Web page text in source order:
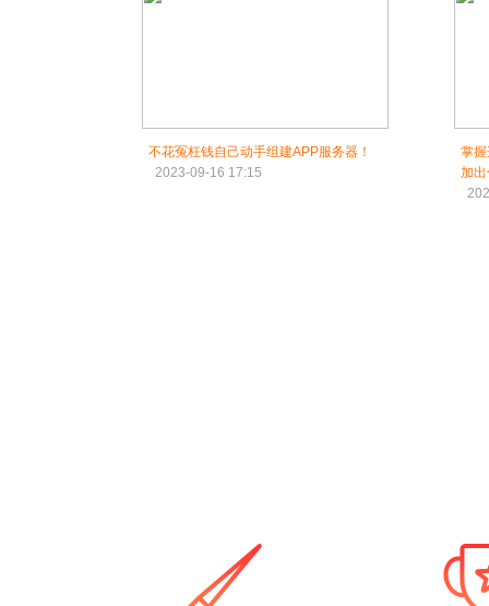
不花冤枉钱自己动手组建APP服务器！
2023-09-16 17:15
掌
加